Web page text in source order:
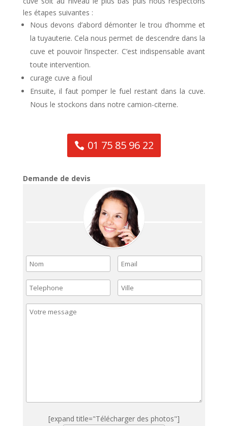
les étapes suivantes :
Nous devons d’abord démonter le trou d’homme et
la tuyauterie. Cela nous permet de descendre dans la
cuve et pouvoir l’inspecter. C’est indispensable avant
toute intervention.
curage cuve a fioul
Ensuite, il faut pomper le fuel restant dans la cuve.
Nous le stockons dans notre camion-citerne.
01 75 85 96 22
Demande de devis
[expand title="Télécharger des photos"]